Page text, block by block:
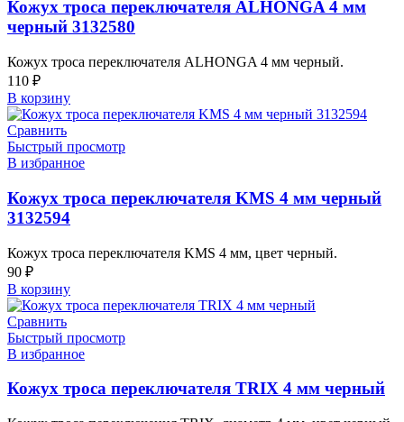
Кожух троса переключателя ALHONGA 4 мм
черный 3132580
Кожух троса переключателя ALHONGA 4 мм черный.
110 ₽
В корзину
Сравнить
Быстрый просмотр
В избранное
Кожух троса переключателя KMS 4 мм черный
3132594
Кожух троса переключателя KMS 4 мм, цвет черный.
90 ₽
В корзину
Сравнить
Быстрый просмотр
В избранное
Кожух троса переключателя TRIX 4 мм черный